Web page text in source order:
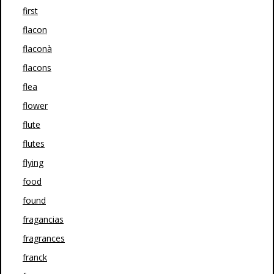
first
flacon
flaconà
flacons
flea
flower
flute
flutes
flying
food
found
fragancias
fragrances
franck